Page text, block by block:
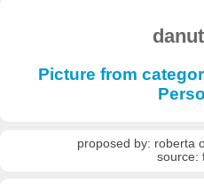
Picture from
proposed by: roberta
source: